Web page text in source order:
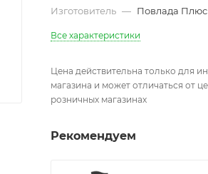
Изготовитель — Повлада Плюс
Все характеристики
Цена действительна только для
магазина и может отличаться от
розничных магазинах
Рекомендуем